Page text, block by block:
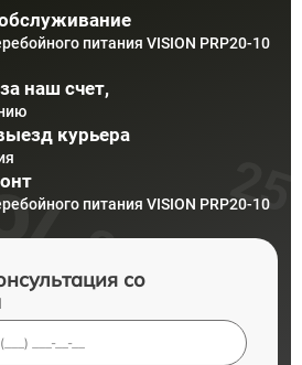
питания VISION PRP20-10
наш счет,
курьера
питания VISION PRP20-10
со